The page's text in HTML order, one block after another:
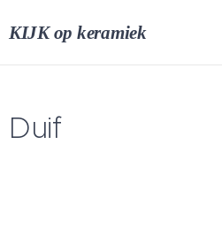
KIJK op keramiek
Duif